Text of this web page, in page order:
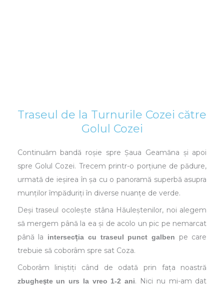
Traseul de la Turnurile Cozei către
Golul Cozei
Continuăm bandă roșie spre Șaua Geamăna și apoi
spre Golul Cozei. Trecem printr-o porțiune de pădure,
urmată de ieșirea în șa cu o panoramă superbă asupra
munților împăduriți în diverse nuanțe de verde.
Deși traseul ocolește stâna Hăuleștenilor, noi alegem
să mergem până la ea și de acolo un pic pe nemarcat
până la
intersecția cu traseul punct galben pe care
trebuie să coborâm spre sat Coza.
Coborâm liniștiți când de odată prin fața noastră
zbughește un urs la vreo 1-2 ani. Nici nu mi-am dat